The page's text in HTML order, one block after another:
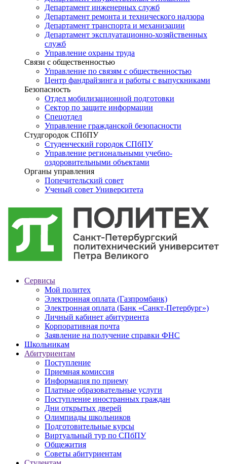
Департамент инженерных служб
Департамент ремонта и технического надзора
Департамент транспорта и механизации
Департамент эксплуатационно-хозяйственных
служб
Управление охраны труда
Связи с общественностью
Управление по связям с общественностью
Центр фандрайзинга и работы с выпускниками
Безопасность
Отдел мобилизационной подготовки
Сектор по защите информации
Спецотдел
Управление гражданской безопасности
Студгородок СПбПУ
Студенческий городок СПбПУ
Управление региональными учебно-
оздоровительными объектами
Органы управления
Попечительский совет
Ученый совет Университета
Сервисы
Мой политех
Электронная оплата (Газпромбанк)
Электронная оплата (Банк «Санкт-Петербург»)
Личный кабинет абитуриента
Корпоративная почта
Заявление на получение справки ФНС
Школьникам
Абитуриентам
Поступление
Приемная комиссия
Информация по приему
Платные образовательные услуги
Поступление иностранных граждан
Дни открытых дверей
Олимпиады школьников
Подготовительные курсы
Виртуальный тур по СПбПУ
Общежития
Советы абитуриентам